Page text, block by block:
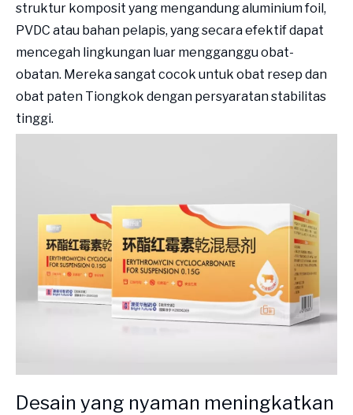
struktur komposit yang mengandung aluminium foil,
PVDC atau bahan pelapis, yang secara efektif dapat
mencegah lingkungan luar mengganggu obat-
obatan. Mereka sangat cocok untuk obat resep dan
obat paten Tiongkok dengan persyaratan stabilitas
tinggi.
Desain yang nyaman meningkatkan